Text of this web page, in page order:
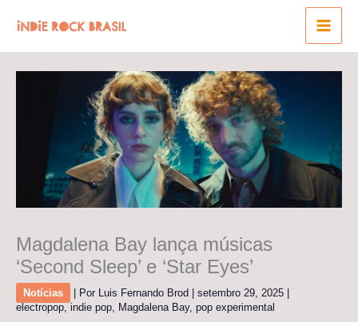
para
o
conteúdo
Magdalena Bay lança músicas
‘Second Sleep’ e ‘Star Eyes’
Notícias | Por Luis Fernando Brod | setembro 29, 2025 |
electropop,indie pop Magdalena Bay, pop experimental